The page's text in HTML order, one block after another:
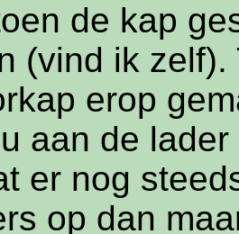
de kap
(vind ik
erop
aan de
er nog
op dan